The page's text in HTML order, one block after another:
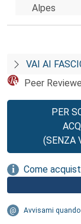
Alpes
VAI AI
Peer
PER
(SENZA
Come
Avvisami